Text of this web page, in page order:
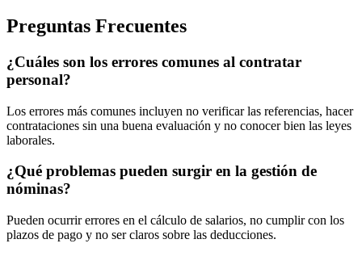
Preguntas Frecuentes
¿Cuáles son los errores comunes al contratar
personal?
Los errores más comunes incluyen no verificar las referencias, hacer
contrataciones sin una buena evaluación y no conocer bien las leyes
laborales.
¿Qué problemas pueden surgir en la gestión de
nóminas?
Pueden ocurrir errores en el cálculo de salarios, no cumplir con los
plazos de pago y no ser claros sobre las deducciones.